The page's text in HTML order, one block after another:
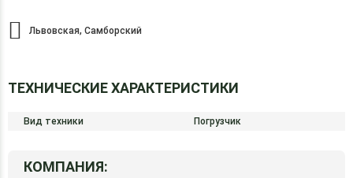
Львовская, Самборский
ТЕХНИЧЕСКИЕ ХАРАКТЕРИСТИКИ
Вид техники Погрузчик
КОМПАНИЯ: